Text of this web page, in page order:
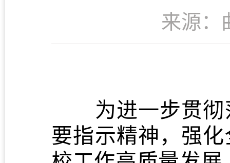
来源：
为进一步贯彻
要指示精神，强